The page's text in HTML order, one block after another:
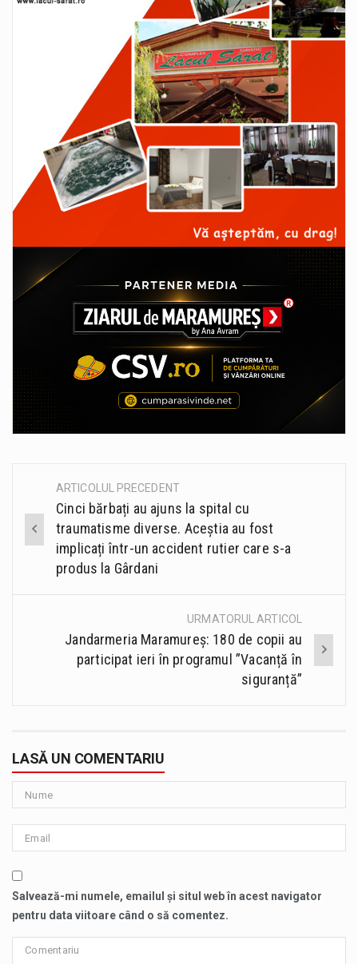
Post
navigation
ARTICOLUL PRECEDENT
Cinci bărbați au ajuns la spital cu
traumatisme diverse. Aceștia au fost
implicați într-un accident rutier care s-a
produs la Gârdani
URMATORUL ARTICOL
Jandarmeria Maramureș: 180 de copii au
participat ieri în programul ”Vacanță în
siguranță”
LASĂ UN COMENTARIU
Salvează-mi numele, emailul și situl web în acest navigator
pentru data viitoare când o să comentez.